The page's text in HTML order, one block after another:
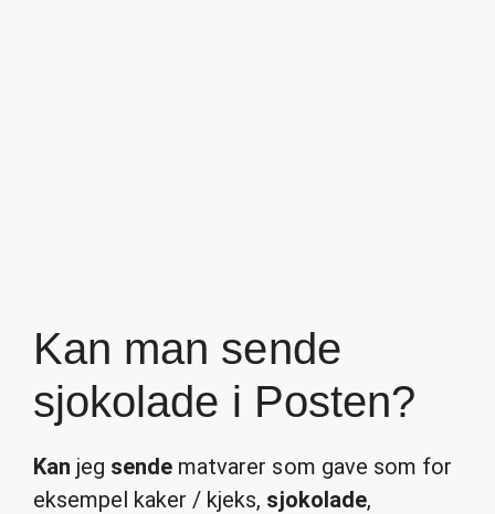
Kan man sende
sjokolade i Posten?
Kan jeg sende matvarer som gave som for
eksempel kaker / kjeks, sjokolade,